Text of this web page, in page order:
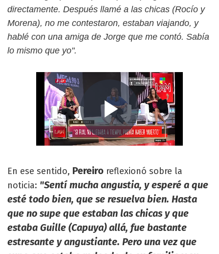
directamente. Después llamé a las chicas (Rocío y
Morena), no me contestaron, estaban viajando, y
hablé con una amiga de Jorge que me contó. Sabía
lo mismo que yo".
En ese sentido, Pereiro reflexionó sobre la
noticia: "Sentí mucha angustia, y esperé a que
esté todo bien, que se resuelva bien. Hasta
que no supe que estaban las chicas y que
estaba Guille (Capuya) allá, fue bastante
estresante y angustiante. Pero una vez que